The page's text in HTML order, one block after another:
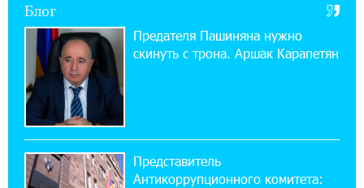
10% годовых и оформление в мобильном
приложении
17:03:49 30-07-2026
Платформа Rate.Trading на Seaside Startup
Summit: IDBank представил инновационное
решение
14:44:13 29-07-2026
Блог
Предателя Пашиняна нужно
скинуть с трона. Аршак Карапетян
Представитель
Антикоррупционного комитета: